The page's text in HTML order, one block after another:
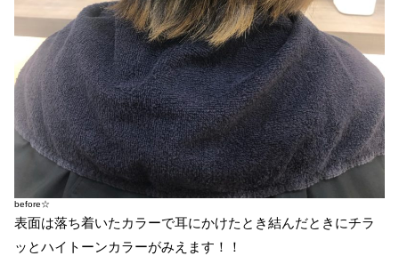
before☆
表面は落ち着いたカラーで耳にかけたとき結んだときにチラ
ッとハイトーンカラーがみえます！！